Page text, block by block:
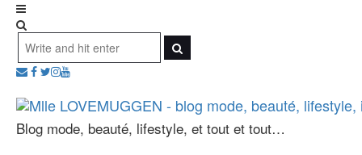
Blog mode, beauté, lifestyle, et tout et tout…